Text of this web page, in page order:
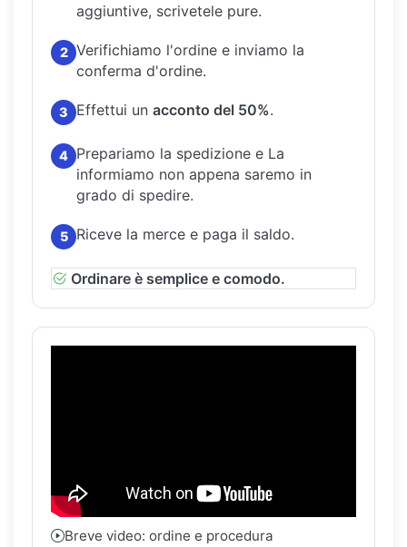
aggiuntive, scrivetele pure.
2 Verifichiamo l'ordine e inviamo la
conferma d'ordine.
3 Effettui un acconto del 50%.
4 Prepariamo la spedizione e La
informiamo non appena saremo in
grado di spedire.
5 Riceve la merce e paga il saldo.
Ordinare è semplice e comodo.
Breve video: ordine e procedura